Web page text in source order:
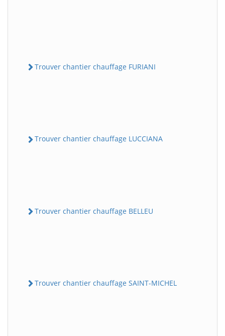
Trouver chantier chauffage FURIANI
Trouver chantier chauffage LUCCIANA
Trouver chantier chauffage BELLEU
Trouver chantier chauffage SAINT-MICHEL